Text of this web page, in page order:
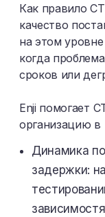
Как правило
качество
на этом
когда
сроков или
Enji помогает
организацию
Динамика
задержки: